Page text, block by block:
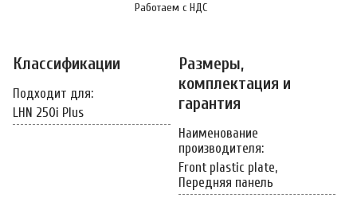
Работаем с НДС
Классификации
Подходит для:
LHN 250i Plus
Размеры,
комплектация и
гарантия
Наименование
производителя:
Front plastic plate,
Передняя панель